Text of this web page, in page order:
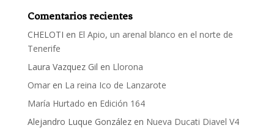
Comentarios recientes
CHELOTI en El Apio, un arenal blanco en el norte de
Tenerife
Laura Vazquez Gil en Llorona
Omaren La reina Ico de Lanzarote
María Hurtado en Edición 164
Alejandro Luque Gonzálezen Nueva Ducati Diavel V4